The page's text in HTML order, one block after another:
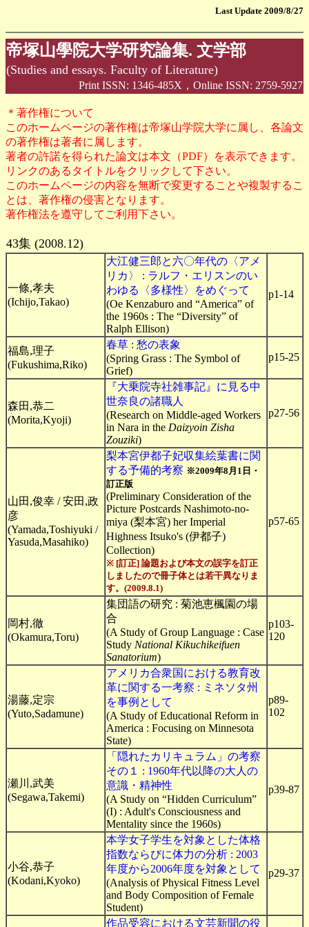
Last Update 2009/8/27
帝塚山學院大学研究論集. 文学部
(Studies and essays. Faculty of Literature)
Print ISSN: 1346-485X，Online ISSN: 2759-5927
＊著作権について
このホームページの著作権は帝塚山学院大学に属し、各論文
の著作権は著者に属します。
著者の許諾を得られた論文は本文（PDF）を表示できます。
リンクのあるタイトルをクリックして下さい。
このホームページの内容を無断で変更することや複製するこ
とは、著作権の侵害となります。
著作権法を遵守してご利用下さい。
43集 (2008.12)
一條,孝夫
(Ichijo,Takao)
大江健三郎と六〇年代の〈アメ
リカ〉 : ラルフ・エリスンのい
わゆる〈多様性〉をめぐって
(Oe Kenzaburo and “America” of
the 1960s : The “Diversity” of
Ralph Ellison)
p1-14
福島,理子
(Fukushima,Riko)
春草 : 愁の表象
(Spring Grass : The Symbol of
Grief)
p15-25
森田,恭二
(Morita,Kyoji)
『大乗院寺社雑事記』に見る中
世奈良の諸職人
(Research on Middle-aged Workers
in Nara in the Daizyoin Zisha
Zouziki)
p27-56
山田,俊幸 / 安田,政
彦
(Yamada,Toshiyuki /
Yasuda,Masahiko)
梨本宮伊都子妃収集絵葉書に関
する予備的考察 ※2009年8月1日・
訂正版
(Preliminary Consideration of the
Picture Postcards Nashimoto-no-
miya (梨本宮) her Imperial
Highness Itsuko's (伊都子)
Collection)
※ [訂正] 論題および本文の誤字を訂正
しましたので冊子体とは若干異なりま
す。(2009.8.1)
p57-65
岡村,徹
(Okamura,Toru)
集団語の研究 : 菊池恵楓園の場
合
(A Study of Group Language : Case
Study National Kikuchikeifuen
Sanatorium)
p103-
120
湯藤,定宗
(Yuto,Sadamune)
アメリカ合衆国における教育改
革に関する一考察 : ミネソタ州
を事例として
(A Study of Educational Reform in
America : Focusing on Minnesota
State)
p89-
102
瀬川,武美
(Segawa,Takemi)
「隠れたカリキュラム」の考察
その１ : 1960年代以降の大人の
意識・精神性
(A Study on “Hidden Curriculum”
(I) : Adult's Consciousness and
Mentality since the 1960s)
p39-87
小谷,恭子
(Kodani,Kyoko)
本学女子学生を対象とした体格
指数ならびに体力の分析 : 2003
年度から2006年度を対象として
(Analysis of Physical Fitness Level
and Body Composition of Female
Student)
p29-37
作品受容における文芸新聞の役